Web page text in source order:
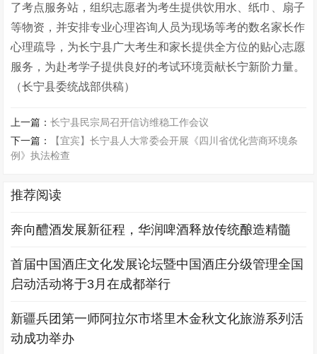
了考点服务站，组织志愿者为考生提供饮用水、纸巾、扇子
等物资，并安排专业心理咨询人员为现场等考的数名家长作
心理疏导，为长宁县广大考生和家长提供全方位的贴心志愿
服务，为赴考学子提供良好的考试环境贡献长宁新阶力量。
（长宁县委统战部供稿）
上一篇：长宁县民宗局召开信访维稳工作会议
下一篇：
【宜宾】长宁县人大常委会开展《四川省优化营商环境条
例》执法检查
推荐阅读
奔向醴酒发展新征程，华润啤酒释放传统酿造精髓
首届中国酒庄文化发展论坛暨中国酒庄分级管理全国
启动活动将于3月在成都举行
新疆兵团第一师阿拉尔市塔里木金秋文化旅游系列活
动成功举办